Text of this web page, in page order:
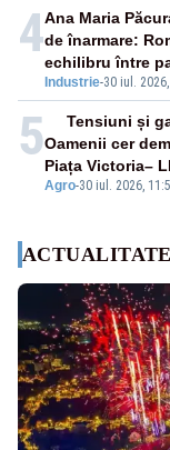
4
Industrie-30 iul.
Ana Maria
de înarmare:
echilibru între
5
Agro-30 iul. 2026,
Tensiuni și
Oamenii cer
Piața Victoria–
ACTUALITATE